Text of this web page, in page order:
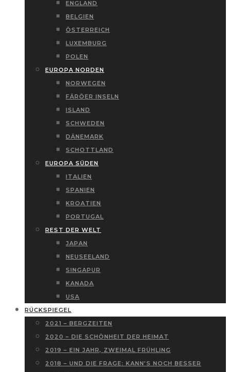
ENGLAND
BELGIEN
ÖSTERREICH
LUXEMBURG
POLEN
EUROPA NORDEN
NORWEGEN
FÄRÖER INSELN
ISLAND
SCHWEDEN
DÄNEMARK
SCHOTTLAND
EUROPA SÜDEN
ITALIEN
SPANIEN
KROATIEN
PORTUGAL
REST DER WELT
JAPAN
NEUSEELAND
SINGAPUR
KANADA
USA
RÜCKSPIEGEL
2021 – BERGZEITEN
2020 – DIE SCHÖNHEIT DER HEIMAT
2019 – EIN JAHR, ZWEIMAL FRÜHLING
2018 – UND DIE FRAGE: KANN’S NOCH BESSER